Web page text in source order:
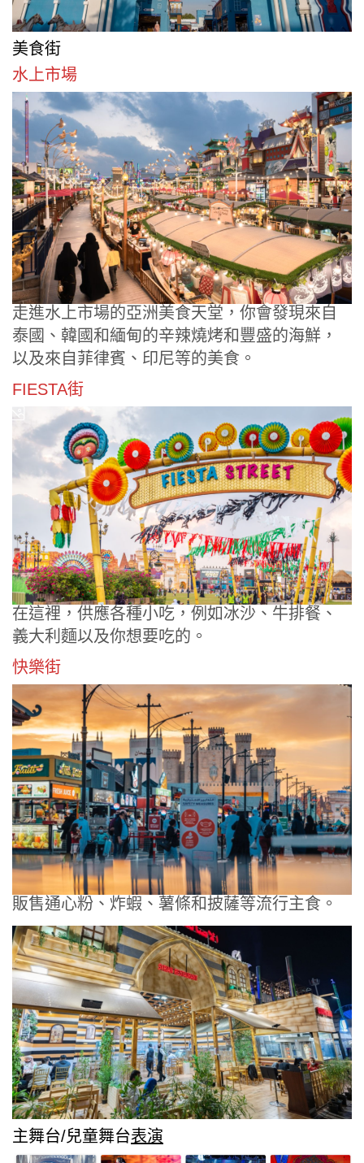
美食街
水上市場
走進水上市場的亞洲美食天堂，你會發現來自
泰國、韓國和緬甸的辛辣燒烤和豐盛的海鮮，
以及來自菲律賓、印尼等的美食。
FIESTA街
在這裡，供應各種小吃，例如冰沙、牛排餐、
義大利麵以及你想要吃的。
快樂街
販售通心粉、炸蝦、薯條和披薩等流行主食。
主舞台/兒童舞台表演